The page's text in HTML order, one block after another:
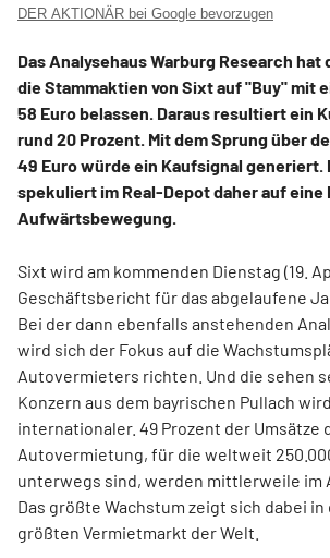
DER AKTIONÄR bei Google bevorzugen
Das Analysehaus Warburg Research
die Stammaktien von Sixt auf "Buy" mit
58 Euro belassen. Daraus resultiert ein
rund 20 Prozent. Mit dem Sprung über
49 Euro würde ein Kaufsignal generiert.
spekuliert im Real-Depot daher auf eine
Aufwärtsbewegung.
Sixt wird am kommenden Dienstag (19.
Geschäftsbericht für das abgelaufene
Bei der dann ebenfalls anstehenden
wird sich der Fokus auf die
Autovermieters richten. Und die sehen
Konzern aus dem bayrischen Pullach
internationaler. 49 Prozent der Umsätze
Autovermietung, für die weltweit
unterwegs sind, werden mittlerweile im
Das größte Wachstum zeigt sich dabei in
größten Vermietmarkt der Welt.